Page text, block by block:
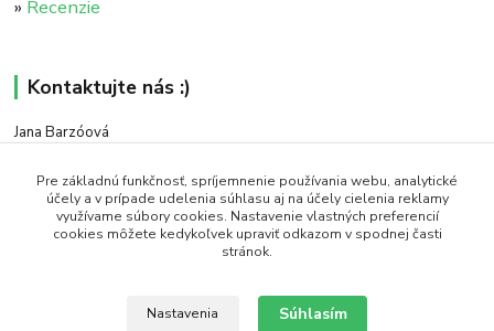
» Recenzie
Kontaktujte nás :)
Jana Barzóová
(PO - PIA, 8:00 - 18:00)
objednavky@naturaj.sk
Pre základnú funkčnosť, spríjemnenie používania webu, analytické
účely a v prípade udelenia súhlasu aj na účely cielenia reklamy
využívame súbory cookies. Nastavenie vlastných preferencií
cookies môžete kedykoľvek upraviť odkazom v spodnej časti
stránok.
Nastavenia Súhlasím